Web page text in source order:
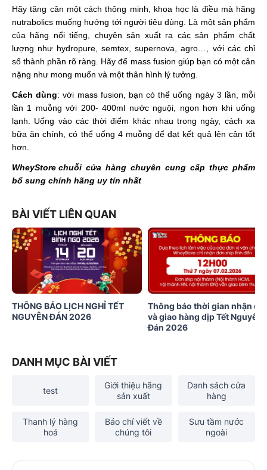
Hãy tăng cân một cách thông minh, khoa học là điều mà hãng
nutrabolics muống hướng tới người tiêu dùng. Là một sản phẩm
của hãng nổi tiếng, chuyên sản xuất ra các sản phẩm chất
lượng như hydropure, semtex, supernova, agro…, với các chỉ
số thành phần rõ ràng. Hãy để mass fusion giúp bạn có một cân
nặng như mong muốn và một thân hình lý tưởng.
Cách dùng: với mass fusion, bạn có thể uống ngày 3 lần, mỗi
lần 1 muỗng với 200- 400ml nước nguội, ngon hơn khi uống
lạnh. Uống vào các thời điểm khác nhau trong ngày, cách xa
bữa ăn chính, có thể uống 4 muỗng để đạt kết quả lên cân tốt
hơn.
WheyStore chuỗi cửa hàng chuyên cung cấp thực phẩm
bổ sung chính hãng uy tín nhất
BÀI VIẾT LIÊN QUAN
THÔNG BÁO LỊCH NGHỈ TẾT
NGUYÊN ĐÁN 2026
Thông báo thời gian nhận
và giao hàng dịp Tết Nguyên
Đán 2026
DANH MỤC BÀI VIẾT
test
Giới thiệu hãng
sản xuất
Danh sách cửa
hàng
Thanh lý hàng
hoá
Báo chí viết về
chúng tôi
Sưu tầm nước
ngoài